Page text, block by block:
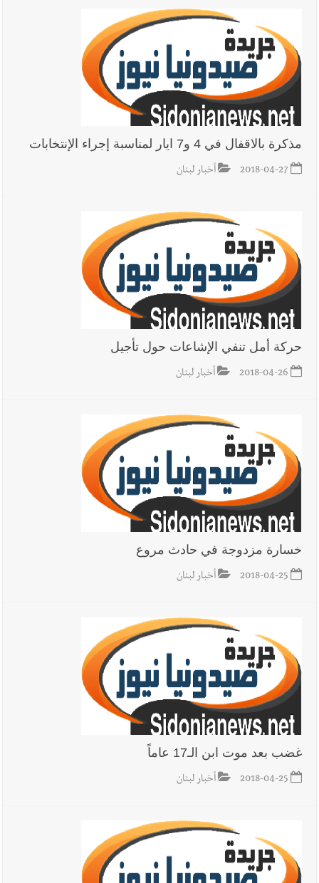
مذكرة بالاقفال في 4 و7 ايار لمناسبة إجراء الإنتخابات
2018-04-27 أخبار لبنان
حركة أمل تنفي الإشاعات حول تأجيل
2018-04-26 أخبار لبنان
خسارة مزدوجة في حادث مروع
2018-04-25 أخبار لبنان
غضب بعد موت ابن الـ17 عاماً
2018-04-25 أخبار لبنان